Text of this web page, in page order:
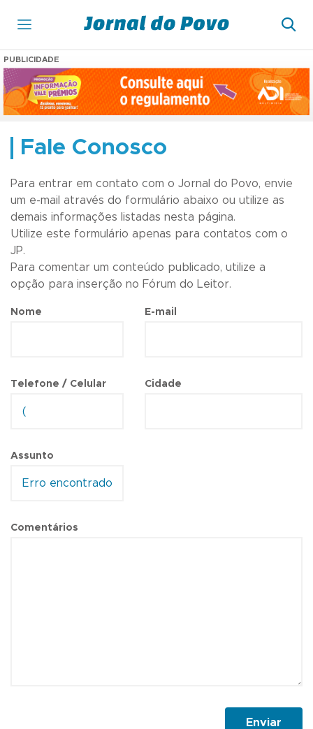
PUBLICIDADE
Fale Conosco
Para entrar em contato com o Jornal do Povo, envie
um e-mail através do formulário abaixo ou utilize as
demais informações listadas nesta página.
Utilize este formulário apenas para contatos com o
JP.
Para comentar um conteúdo publicado, utilize a
opção para inserção no Fórum do Leitor.
Nome E-mail
Telefone / Celular Cidade
Assunto
Comentários
Enviar